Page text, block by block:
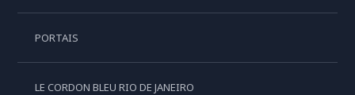
PORTAIS
LE CORDON BLEU RIO DE JANEIRO